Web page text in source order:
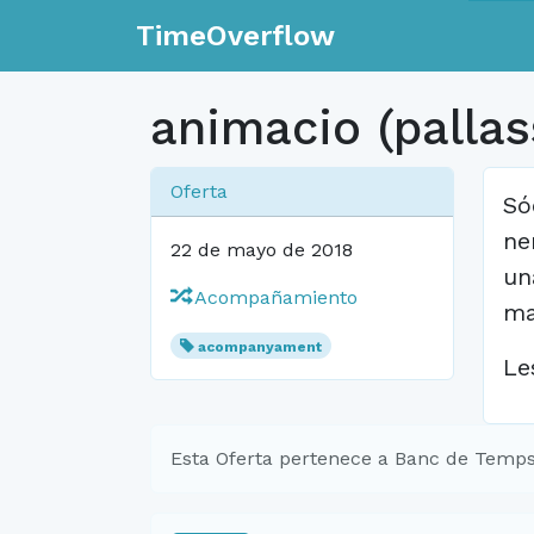
TimeOverflow
animacio
Oferta
22 de mayo de 2018
Acompañamiento
acompanyament
Esta Oferta pertenece a Banc de